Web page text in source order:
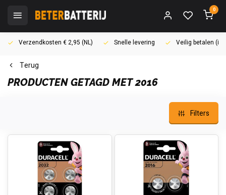
0
Verzendkosten € 2,95 (NL) Snelle levering Veilig betalen
Terug
PRODUCTEN GETAGD MET 2016
Filters